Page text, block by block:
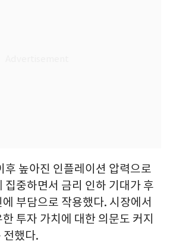
후 높아진 인플레이션 압력으로
집중하면서 금리 인하 기대가 후
부담으로 작용했다. 시장에서
투자 가치에 대한 의문도 커지
전했다.